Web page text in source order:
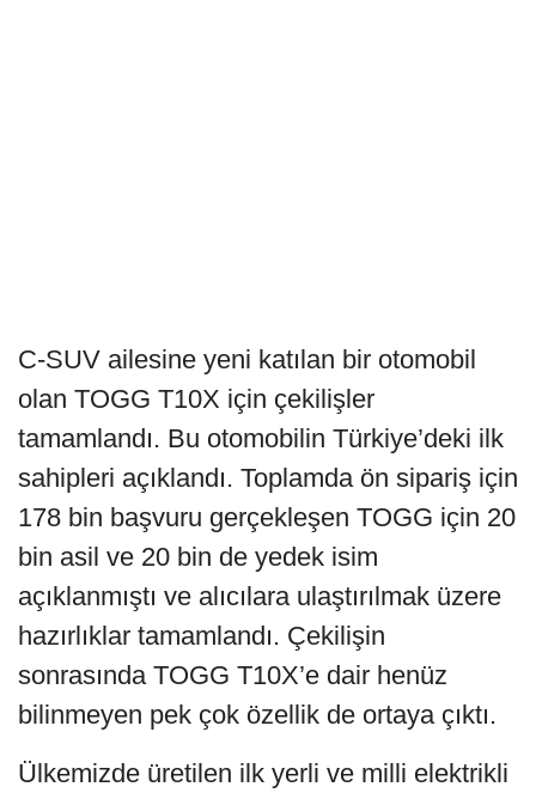
C-SUV ailesine yeni katılan bir otomobil
olan TOGG T10X için çekilişler
tamamlandı. Bu otomobilin Türkiye’deki ilk
sahipleri açıklandı. Toplamda ön sipariş için
178 bin başvuru gerçekleşen TOGG için 20
bin asil ve 20 bin de yedek isim
açıklanmıştı ve alıcılara ulaştırılmak üzere
hazırlıklar tamamlandı. Çekilişin
sonrasında TOGG T10X’e dair henüz
bilinmeyen pek çok özellik de ortaya çıktı.
Ülkemizde üretilen ilk yerli ve milli elektrikli